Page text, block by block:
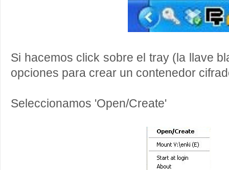
Si hacemos click sobre el tray (la llave
opciones para crear un contenedor
Seleccionamos 'Open/Create'